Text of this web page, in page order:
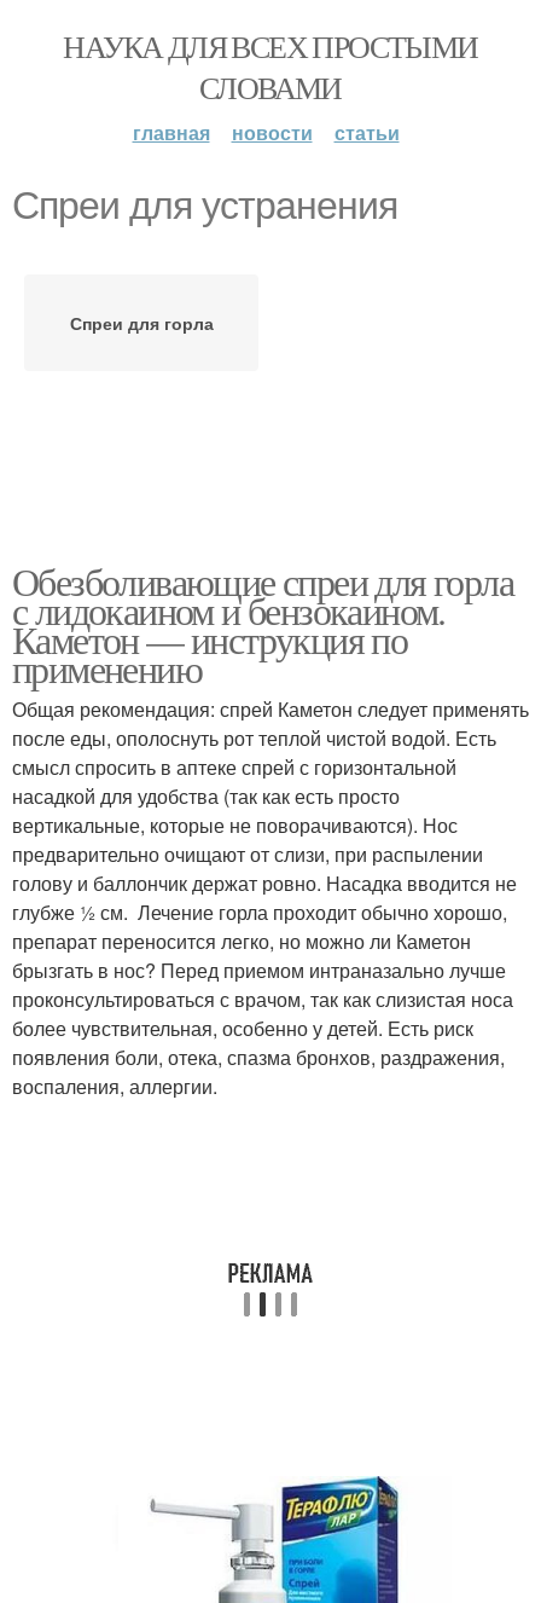
НАУКА ДЛЯ ВСЕХ ПРОСТЫМИ
СЛОВАМИ
главная новости статьи
Спреи для устранения
Спреи для горла
Обезболивающие спреи для горла
с лидокаином и бензокаином.
Каметон — инструкция по
применению
Общая рекомендация: спрей Каметон следует применять
после еды, ополоснуть рот теплой чистой водой. Есть
смысл спросить в аптеке спрей с горизонтальной
насадкой для удобства (так как есть просто
вертикальные, которые не поворачиваются). Нос
предварительно очищают от слизи, при распылении
голову и баллончик держат ровно. Насадка вводится не
глубже ½ см. Лечение горла проходит обычно хорошо,
препарат переносится легко, но можно ли Каметон
брызгать в нос? Перед приемом интраназально лучше
проконсультироваться с врачом, так как слизистая носа
более чувствительная, особенно у детей. Есть риск
появления боли, отека, спазма бронхов, раздражения,
воспаления, аллергии.